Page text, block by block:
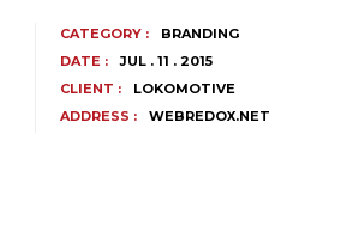
CATEGORY :
BRANDING
DATE :
JUL . 11 . 2015
CLIENT :
LOKOMOTIVE
ADDRESS :
WEBREDOX.NET